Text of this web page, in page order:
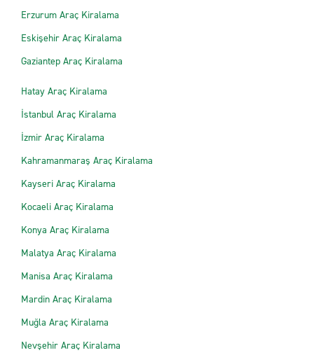
Erzurum Araç Kiralama
Eskişehir Araç Kiralama
Gaziantep Araç Kiralama
Hatay Araç Kiralama
İstanbul Araç Kiralama
İzmir Araç Kiralama
Kahramanmaraş Araç Kiralama
Kayseri Araç Kiralama
Kocaeli Araç Kiralama
Konya Araç Kiralama
Malatya Araç Kiralama
Manisa Araç Kiralama
Mardin Araç Kiralama
Muğla Araç Kiralama
Nevşehir Araç Kiralama